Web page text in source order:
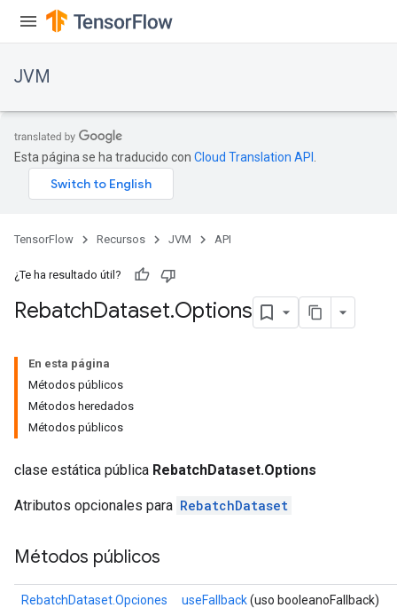
JVM
Esta página se ha traducido con Cloud Translation API
TensorFlow Recursos JVM API
¿Te ha resultado útil?
RebatchDataset.Options
En esta página
Métodos públicos
Métodos heredados
Métodos públicos
clase estática pública RebatchDataset.Options
Atributos opcionales para RebatchDataset
Métodos públicos
RebatchDataset.Opciones useFallback(uso booleanoFallback)